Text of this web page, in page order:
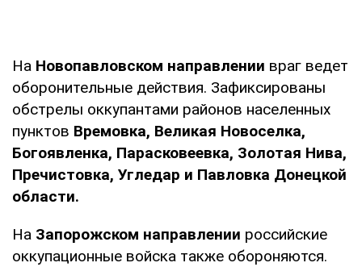
На Новопавловском направлении враг ведет
оборонительные действия. Зафиксированы
обстрелы оккупантами районов населенных
пунктов Времовка, Великая Новоселка,
Богоявленка, Парасковеевка, Золотая Нива,
Пречистовка, Угледар и Павловка Донецкой
области.
На Запорожском направлении российские
оккупационные войска также обороняются.